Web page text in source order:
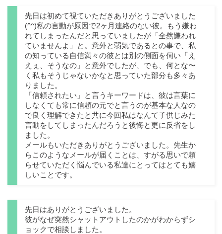
先日は初めて視ていただきありがとうございました
(^^)私の言動が原因で2ヶ月連絡のない彼。もう嫌わ
れてしまったんだと思っていましたが「全然嫌われ
ていませんよ」と。意外と弱気であるとの事で、私
の知っている自信満々の彼とは別の側面を伺い「え
えぇ、そうなの」と意外でしたが、でも、何とな〜
く私もそうじゃないかなと思っていた部分も多々あ
りました。
「信頼されたい」と言うキーワードは、彼は言葉に
しなくても常に信頼の元でと言うのが基本な人なの
で良く理解できたと共に今回私はなんて子供じみた
言動をしてしまったんだろうと後悔と更に反省をし
ました。
メールもいただきありがとうございました。先生か
らこのようなメールが届くことは、すがる思いで頼
らせていただく悩んでいる私達にとってはとても嬉
しいことです。
先日はありがとうございました。
彼がなぜ突然シャットアウトしたのかがわからずシ
ョックで相談しました。